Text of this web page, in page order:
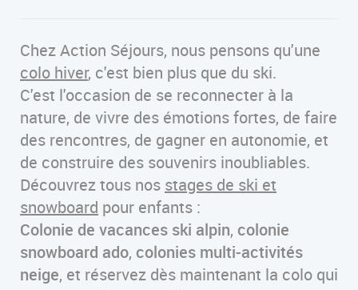
Chez Action Séjours, nous pensons qu'une
colo hiver, c'est bien plus que du ski.
C'est l'occasion de se reconnecter à la
nature, de vivre des émotions fortes, de faire
des rencontres, de gagner en autonomie, et
de construire des souvenirs inoubliables.
Découvrez tous nos stages de ski et
snowboard pour enfants :
Colonie de vacances ski alpin, colonie
snowboard ado, colonies multi-activités
neige, et réservez dès maintenant la colo qui